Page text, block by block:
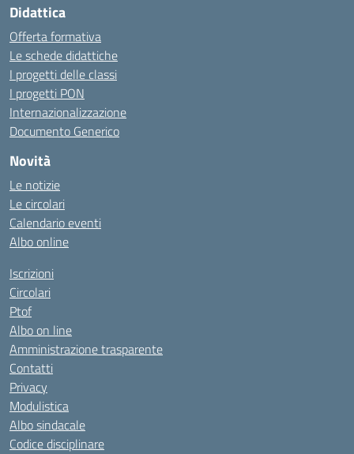
Didattica
Offerta formativa
Le schede didattiche
I progetti delle classi
I progetti PON
Internazionalizzazione
Documento Generico
Novità
Le notizie
Le circolari
Calendario eventi
Albo online
Iscrizioni
Circolari
Ptof
Albo on line
Amministrazione trasparente
Contatti
Privacy
Modulistica
Albo sindacale
Codice disciplinare